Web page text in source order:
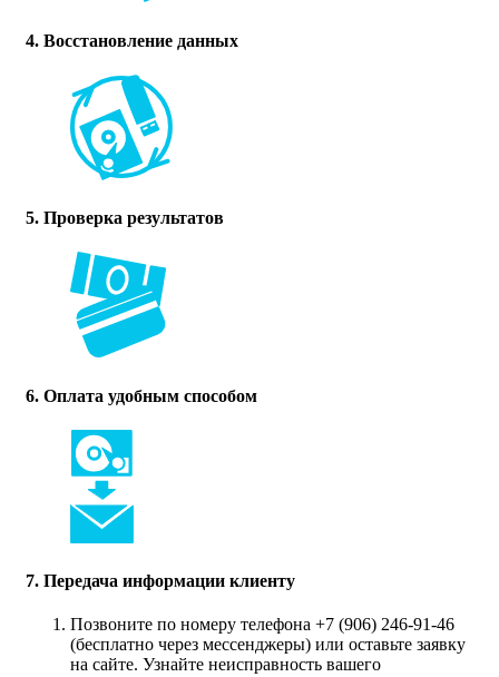
4. Восстановление данных
5. Проверка результатов
6. Оплата удобным способом
7. Передача информации клиенту
Позвоните по номеру телефона +7 (906) 246-91-46
(бесплатно через мессенджеры) или оставьте заявку
на сайте. Узнайте неисправность вашего